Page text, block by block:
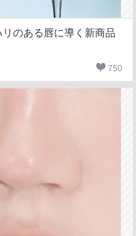
リのある唇に導く新商品
750